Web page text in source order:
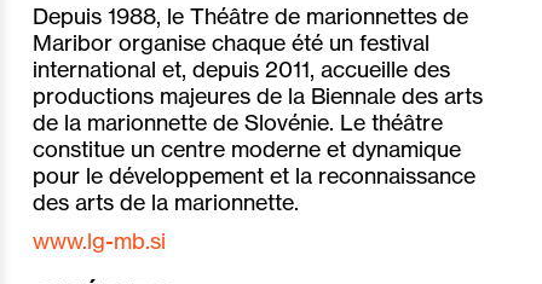
Depuis 1988, le Théâtre de marionnettes de
Maribor organise chaque été un festival
international et, depuis 2011, accueille des
productions majeures de la Biennale des arts
de la marionnette de Slovénie. Le théâtre
constitue un centre moderne et dynamique
pour le développement et la reconnaissance
des arts de la marionnette.
www.lg-mb.si